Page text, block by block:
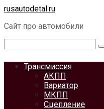
Перейти
контенту
rusautodetal.ru
Сайт про автомобили
Трансмиссия
АКПП
Вариатор
МКПП
Сцепление